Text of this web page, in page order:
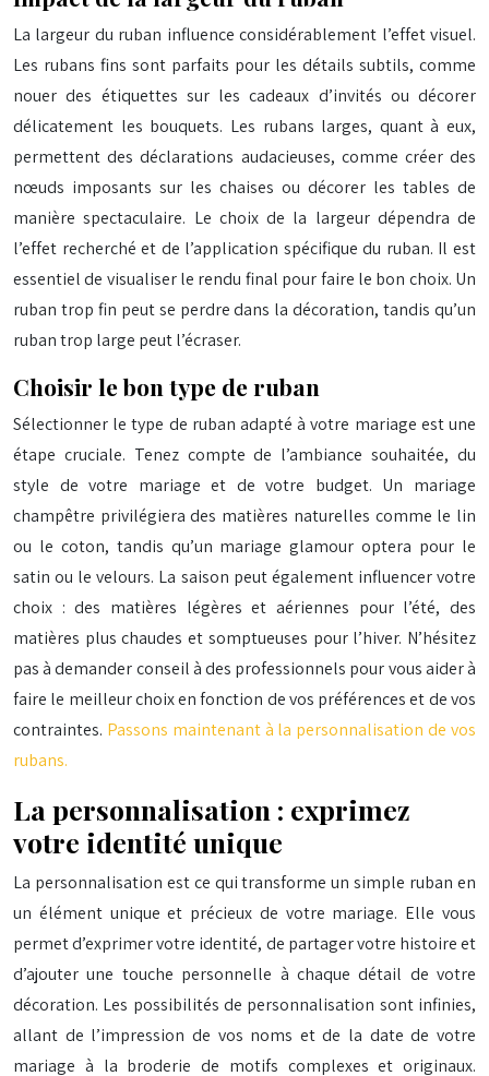
La largeur du ruban influence considérablement l’effet visuel.
Les rubans fins sont parfaits pour les détails subtils, comme
nouer des étiquettes sur les cadeaux d’invités ou décorer
délicatement les bouquets. Les rubans larges, quant à eux,
permettent des déclarations audacieuses, comme créer des
nœuds imposants sur les chaises ou décorer les tables de
manière spectaculaire. Le choix de la largeur dépendra de
l’effet recherché et de l’application spécifique du ruban. Il est
essentiel de visualiser le rendu final pour faire le bon choix. Un
ruban trop fin peut se perdre dans la décoration, tandis qu’un
ruban trop large peut l’écraser.
Choisir le bon type de ruban
Sélectionner le type de ruban adapté à votre mariage est une
étape cruciale. Tenez compte de l’ambiance souhaitée, du
style de votre mariage et de votre budget. Un mariage
champêtre privilégiera des matières naturelles comme le lin
ou le coton, tandis qu’un mariage glamour optera pour le
satin ou le velours. La saison peut également influencer votre
choix : des matières légères et aériennes pour l’été, des
matières plus chaudes et somptueuses pour l’hiver. N’hésitez
pas à demander conseil à des professionnels pour vous aider à
faire le meilleur choix en fonction de vos préférences et de vos
contraintes. Passons maintenant à la personnalisation de vos
rubans.
La personnalisation : exprimez
votre identité unique
La personnalisation est ce qui transforme un simple ruban en
un élément unique et précieux de votre mariage. Elle vous
permet d’exprimer votre identité, de partager votre histoire et
d’ajouter une touche personnelle à chaque détail de votre
décoration. Les possibilités de personnalisation sont infinies,
allant de l’impression de vos noms et de la date de votre
mariage à la broderie de motifs complexes et originaux.